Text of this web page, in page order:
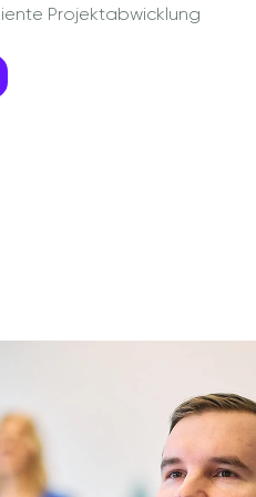
Projektabwicklung